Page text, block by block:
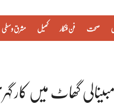
مشرق وسطی کھیل فن فنکار صحت
گھاٹ میں کار